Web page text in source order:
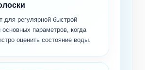
для регулярной быстрой
основных параметров, когда
оценить состояние воды.